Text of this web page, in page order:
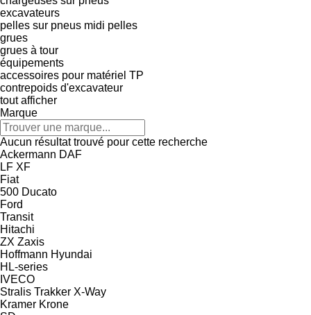
excavateurs
pelles sur pneus midi pelles
grues
grues à tour
équipements
accessoires pour matériel TP
contrepoids d'excavateur
tout afficher
Marque
Aucun résultat trouvé pour cette recherche
Ackermann DAF
LF XF
Fiat
500 Ducato
Ford
Transit
Hitachi
ZX Zaxis
Hoffmann Hyundai
HL-series
IVECO
Stralis Trakker X-Way
Kramer Krone